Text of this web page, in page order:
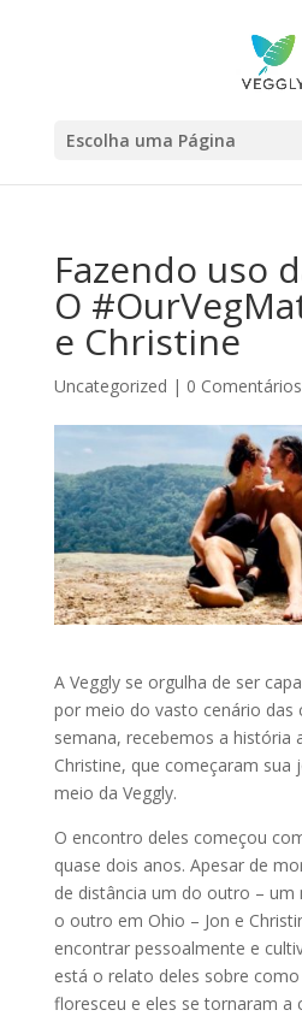
Escolha uma Página
Fazendo uso
O
e Christine
Uncategorized | 0 Comentários
A Veggly se orgulha de ser
por meio do vasto cenário das
semana, recebemos a história
Christine, que começaram sua
meio da Veggly.
O encontro deles começou
quase dois anos. Apesar de
de distância um do outro – um
o outro em Ohio – Jon e
encontrar pessoalmente e
está o relato deles sobre
floresceu e eles se tornaram a